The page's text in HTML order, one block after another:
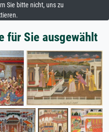
Sie bitte nicht, uns zu
für Sie ausgewählt